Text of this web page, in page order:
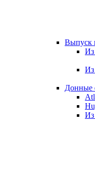
Выпуск
Из
Из
Донные
Из